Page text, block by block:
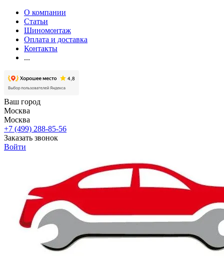
О компании
Статьи
Шиномонтаж
Оплата и доставка
Контакты
...
Ваш город
Москва
Москва
+7 (499) 288-85-56
Заказать звонок
Войти